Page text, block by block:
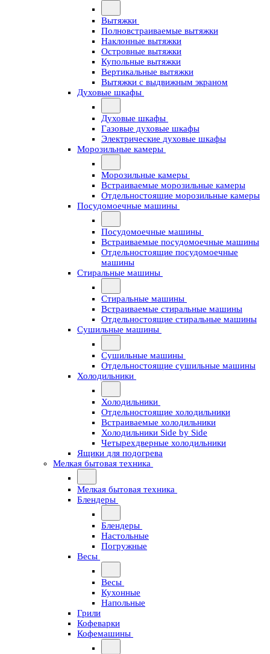
Вытяжки
Полновстраиваемые вытяжки
Наклонные вытяжки
Островные вытяжки
Купольные вытяжки
Вертикальные вытяжки
Вытяжки с выдвижным экраном
Духовые шкафы
Духовые шкафы
Газовые духовые шкафы
Электрические духовые шкафы
Морозильные камеры
Морозильные камеры
Встраиваемые морозильные камеры
Отдельностоящие морозильные камеры
Посудомоечные машины
Посудомоечные машины
Встраиваемые посудомоечные машины
Отдельностоящие посудомоечные
машины
Стиральные машины
Стиральные машины
Встраиваемые стиральные машины
Отдельностоящие стиральные машины
Сушильные машины
Сушильные машины
Отдельностоящие сушильные машины
Холодильники
Холодильники
Отдельностоящие холодильники
Встраиваемые холодильники
Холодильники Side by Side
Четырехдверные холодильники
Ящики для подогрева
Мелкая бытовая техника
Мелкая бытовая техника
Блендеры
Блендеры
Настольные
Погружные
Весы
Весы
Кухонные
Напольные
Грили
Кофеварки
Кофемашины